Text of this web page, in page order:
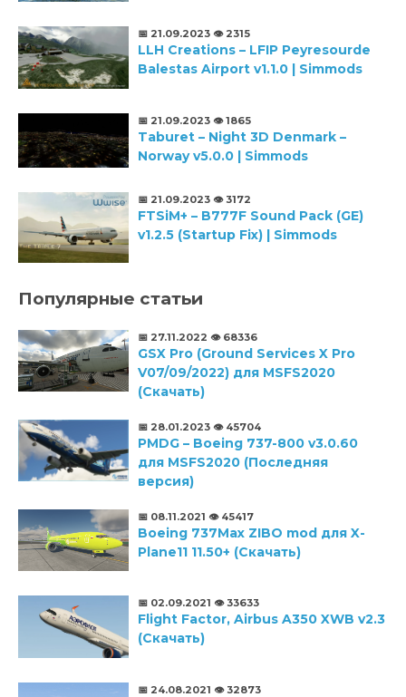
📅 21.09.2023 👁️ 2315
LLH Creations – LFIP Peyresourde
Balestas Airport v1.1.0 | Simmods
📅 21.09.2023 👁️ 1865
Taburet – Night 3D Denmark –
Norway v5.0.0 | Simmods
📅 21.09.2023 👁️ 3172
FTSiM+ – B777F Sound Pack (GE)
v1.2.5 (Startup Fix) | Simmods
Популярные статьи
📅 27.11.2022 👁️ 68336
GSX Pro (Ground Services X Pro
V07/09/2022) для MSFS2020
(Скачать)
📅 28.01.2023 👁️ 45704
PMDG – Boeing 737-800 v3.0.60
для MSFS2020 (Последняя
версия)
📅 08.11.2021 👁️ 45417
Boeing 737Max ZIBO mod для X-
Plane11 11.50+ (Скачать)
📅 02.09.2021 👁️ 33633
Flight Factor, Airbus A350 XWB v2.3
(Скачать)
📅 24.08.2021 👁️ 32873